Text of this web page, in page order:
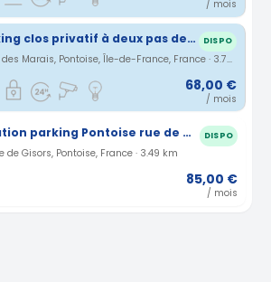
/ mois
Parking clos privatif à deux pas de la gare de Pontoise DISPO
7 Rue des Marais, Pontoise, Île-de-France, France · 3.73 km
68,00 €
/ mois
Location parking Pontoise rue de Gisors (95) DISPO
de Gisors, Pontoise, France · 3.49 km
85,00 €
/ mois